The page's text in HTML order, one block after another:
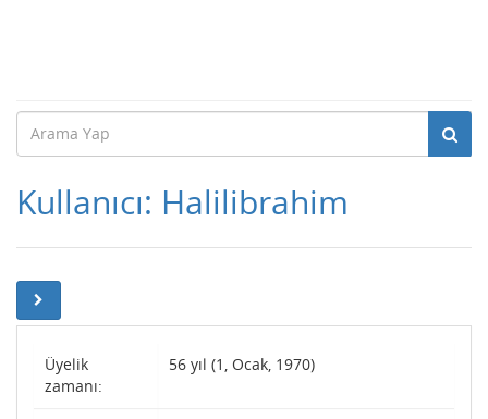
Kullanıcı: Halilibrahim
Üyelik
zamanı:
56 yıl (1, Ocak, 1970)